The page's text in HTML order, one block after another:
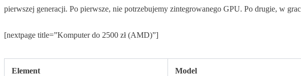
pierwszej generacji. Po pierwsze, nie potrzebujemy zintegrowanego GPU. Po drugie, w
[nextpage title=”Komputer do 2500 zł (AMD)”]
Element Model